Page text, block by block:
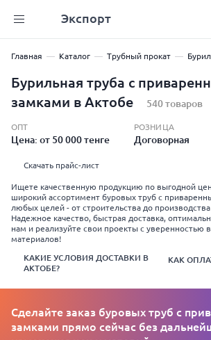
Экспорт
Главная Каталог Трубный прокат
Бурильная труба с
замками в Актобе
540 товаров
ОПТ
Цена: от 50 000 тенге
РОЗНИЦА
Договорная
Скачать прайс-лист
Ищете качественную продукцию по выгодной
широкий ассортимент буровых труб с
любых целей - от строительства до
Надежное качество, быстрая доставка,
нам и реализуйте свои проекты с уверенностью в
материалов!
КАКИЕ УСЛОВИЯ ДОСТАВКИ В
АКТОБЕ?
КАК
Сделайте заказ буровых труб с
замками прямо сейчас без